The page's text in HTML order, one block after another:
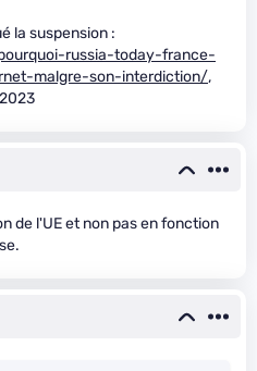
la suspension :
russia-today-france-
malgre-son-interdiction/,
de l'UE et non pas en fonction